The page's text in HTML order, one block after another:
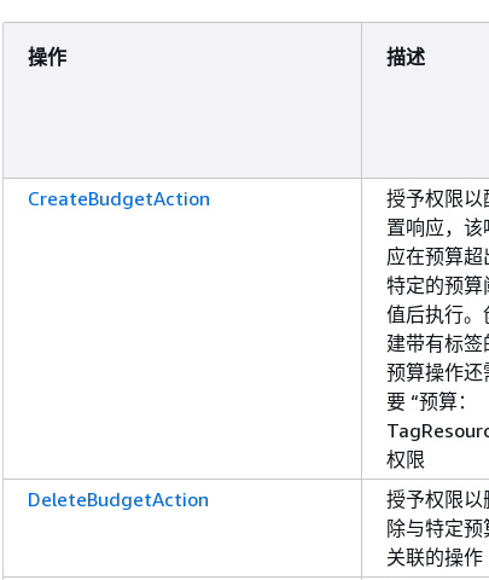
操作 描述
CreateBudgetAction
授予权限以
置响应，该
应在预算超
特定的预算
值后执行。
建带有标签
预算操作还
要 “预算：
权限
DeleteBudgetAction
授予权限以
除与特定预
关联的操作